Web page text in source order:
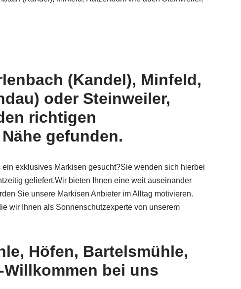
(Kandel), Minfeld,
oder Steinweiler,
richtigen
gefunden.
exklusives Markisen gesucht?Sie wenden sich hierbei
geliefert.Wir bieten Ihnen eine weit auseinander
Sie unsere Markisen Anbieter im Alltag motivieren.
wir Ihnen als Sonnenschutzexperte von unserem
Höfen, Bartelsmühle,
bei uns